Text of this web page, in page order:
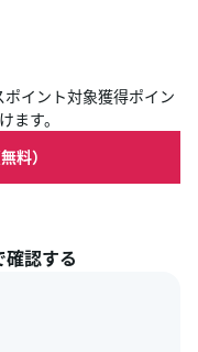
イント対象獲得ポイン
ます。
料）
確認する